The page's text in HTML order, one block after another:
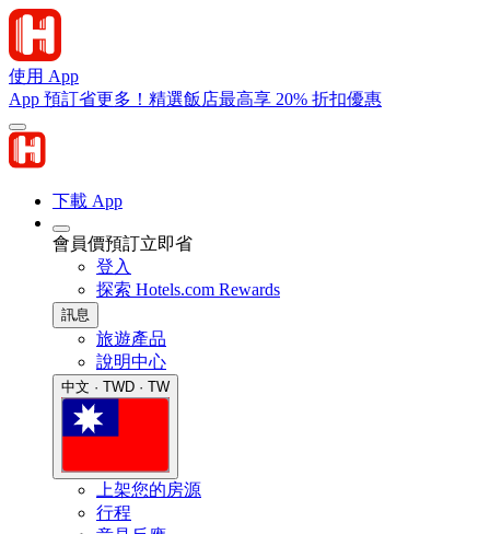
使用 App
App 預訂省更多！精選飯店最高享 20% 折扣優惠
下載 App
會員價預訂立即省
登入
探索 Hotels.com Rewards
訊息
旅遊產品
說明中心
中文 · TWD · TW
上架您的房源
行程